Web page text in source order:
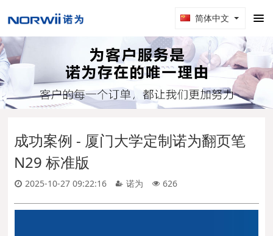
简体中文
成功案例 - 厦门大学定制诺为翻页笔
N29 标准版
2025-10-27 09:22:16 诺为 626